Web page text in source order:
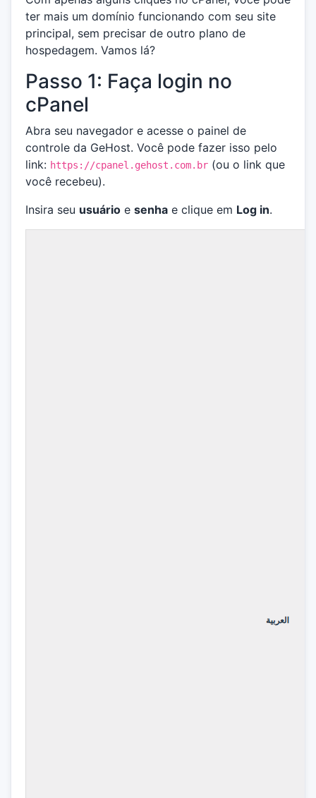
ter mais um domínio funcionando com seu site
principal, sem precisar de outro plano de
hospedagem. Vamos lá?
Passo 1: Faça login no
cPanel
Abra seu navegador e acesse o painel de
controle da GeHost. Você pode fazer isso pelo
link: https://cpanel.gehost.com.br (ou o link que
você recebeu).
Insira seu usuário e senha e clique em Log in.